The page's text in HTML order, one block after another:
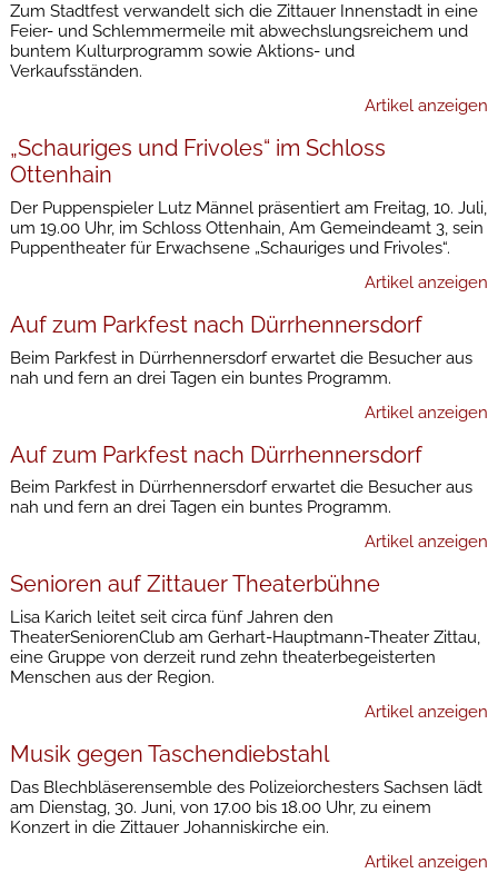
Zum Stadtfest verwandelt sich die Zittauer Innenstadt in eine
Feier- und Schlemmermeile mit abwechslungsreichem und
buntem Kulturprogramm sowie Aktions- und
Verkaufsständen.
Artikel anzeigen
„Schauriges und Frivoles“ im Schloss
Ottenhain
Der Puppenspieler Lutz Männel präsentiert am Freitag, 10. Juli,
um 19.00 Uhr, im Schloss Ottenhain, Am Gemeindeamt 3, sein
Puppentheater für Erwachsene „Schauriges und Frivoles“.
Artikel anzeigen
Auf zum Parkfest nach Dürrhennersdorf
Beim Parkfest in Dürrhennersdorf erwartet die Besucher aus
nah und fern an drei Tagen ein buntes Programm.
Artikel anzeigen
Auf zum Parkfest nach Dürrhennersdorf
Beim Parkfest in Dürrhennersdorf erwartet die Besucher aus
nah und fern an drei Tagen ein buntes Programm.
Artikel anzeigen
Senioren auf Zittauer Theaterbühne
Lisa Karich leitet seit circa fünf Jahren den
TheaterSeniorenClub am Gerhart-Hauptmann-Theater Zittau,
eine Gruppe von derzeit rund zehn theaterbegeisterten
Menschen aus der Region.
Artikel anzeigen
Musik gegen Taschendiebstahl
Das Blechbläserensemble des Polizeiorchesters Sachsen lädt
am Dienstag, 30. Juni, von 17.00 bis 18.00 Uhr, zu einem
Konzert in die Zittauer Johanniskirche ein.
Artikel anzeigen